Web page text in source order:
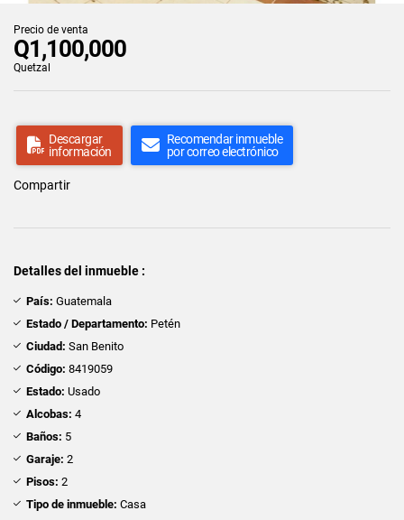
Precio de venta
Q1,100,000
Quetzal
Descargar
información
Recomendar inmueble
por correo electrónico
Compartir
Detalles del inmueble :
País: Guatemala
Estado / Departamento: Petén
Ciudad: San Benito
Código: 8419059
Estado: Usado
Alcobas: 4
Baños: 5
Garaje: 2
Pisos: 2
Tipo de inmueble: Casa